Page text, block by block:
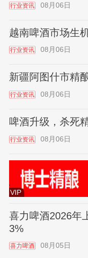
行业资讯 08月06日
越南啤酒市场生
行业资讯 08月06日
新疆阿图什市精
行业资讯 08月06日
啤酒升级，杀死
行业资讯 08月06日
VIP
喜力啤酒2026年
3%
喜力啤酒 08月05日